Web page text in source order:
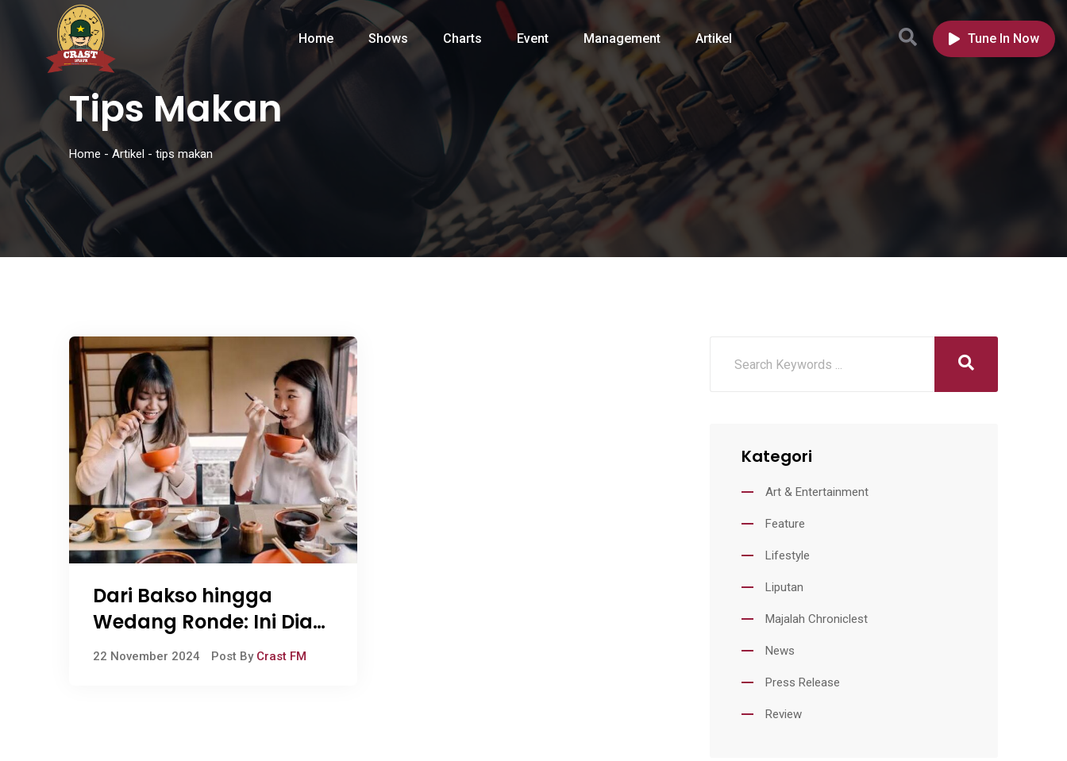
Home Shows Charts Event Management Artikel Tune In Now
Tips Makan
Home - Artikel - tips makan
Dari Bakso hingga
Wedang Ronde: Ini Dia
Rekomendasi Santapan
22 November 2024 Post By Crast FM
Kategori
Art & Entertainment
Feature
Lifestyle
Liputan
Majalah Chroniclest
News
Press Release
Review